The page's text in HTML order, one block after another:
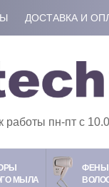
ДОСТАВКА И
работы пн-пт c
МЫЛА
ФЕНЫ